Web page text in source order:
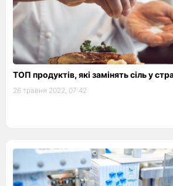
ТОП продуктів, які замінять сіль у
26 травня 2022, 07:42